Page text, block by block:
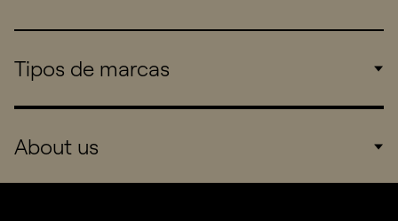
Tipos de marcas
Consumers
About us